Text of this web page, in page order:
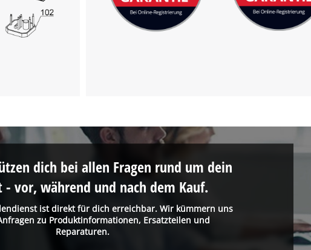
to trackers that are not disclosed to the
visitor. The website owner needs to setup
the site with their CMP to add this content
ist direkt für dich erreichbar. Wir kümmern uns
zu Produktinformationen, Ersatzteilen und
Reparaturen.
dich bei allen Fragen rund um dein
- vor, während und nach dem Kauf.